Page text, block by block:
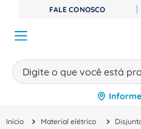
FALE CONOSCO
Digite o que você está
Material elétrico
TERMOS MAIS BUSCADOS
º disjuntor